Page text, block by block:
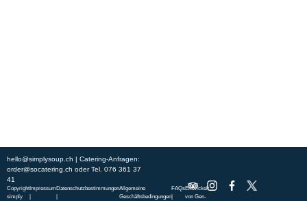
hello@simplysoup.ch | Catering-Anfragen:
order@socatering.ch oderTel. 076 361 37
41
Copyright
simply
ImpressumDatenschutzbestimmungenAllgemeine
Geschäftsbedingungen
FAQsEntwickelt
von Gen-